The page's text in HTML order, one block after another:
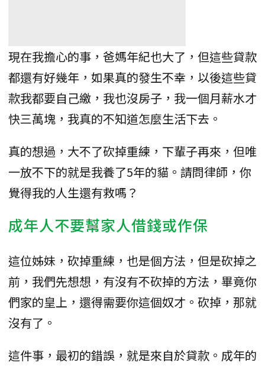
現在我擔心的事，爸媽年紀也大了，但這些貸款
都還有好幾年，如果真的發生不幸，以後這些貸
款我都要自己繳，我也沒房子，我一個月薪水才
快三萬塊，我真的不知道怎麼生活下去。
真的想過，大不了砍掉重練，下輩子再來，但唯
一放不下的就是我養了5年的貓。請問律師，你
覺得我的人生還有救嗎？
成年人不要幫家人借錢或作保
這位姊妹，砍掉重練，也是個方法，但是砍掉之
前，我們先想想，有沒有不砍掉的方法，畢竟你
們家的皇上，還得需要你這個奴才。砍掉，那就
沒有了。
這件事，最初的錯誤，就是來自於貸款。成年的